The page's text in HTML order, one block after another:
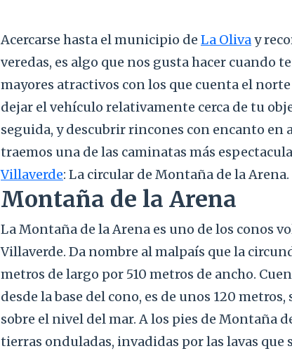
Acercarse hasta el municipio de La Olivay
veredas, es algo que nos gusta hacer cuando
mayores atractivos con los que cuenta el
dejar el vehículo relativamente cerca de tu
seguida, y descubrir rincones con encanto en
traemos una de las caminatas más
Villaverde: La circular de Montaña de la Arena.
Montaña de la Arena
La Montaña de la Arena es uno de los conos
Villaverde. Da nombre al malpaís que la
metros de largo por 510 metros de ancho.
desde la base del cono, es de unos 120
sobre el nivel del mar. A los pies de Montaña
tierras onduladas, invadidas por las lavas